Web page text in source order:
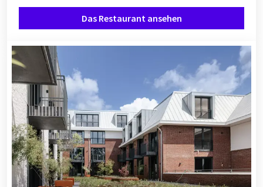
Das Restaurant ansehen